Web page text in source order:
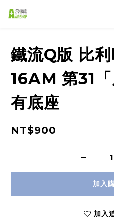
鐵流Q版 比
16AM 第31
有底座
NT$900
加入
加入